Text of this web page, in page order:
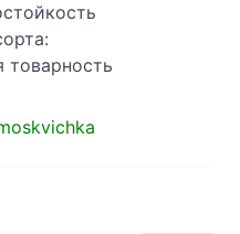
товарность